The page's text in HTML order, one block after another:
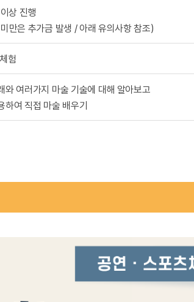
상 진행
만은 추가금 발생 / 아래 유의사항 참조)
험
와 여러가지 마술 기술에 대해 알아보고
하여 직접 마술 배우기